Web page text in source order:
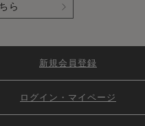
ら
新規会員登録
ログイン・マイページ